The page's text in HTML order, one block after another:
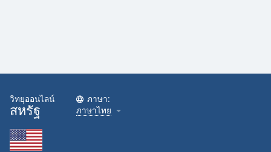
Font
Family
Reset
วิทยุออนไลน์
สหรัฐ
ภาษา:
ภาษาไทย